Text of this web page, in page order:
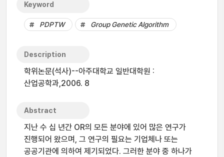
Keyword
PDPTW Group Genetic Algorithm
Description
학위논문(석사)--아주대학교 일반대학원 :
산업공학과,2006. 8
Abstract
지난 수 십 년간 OR의 모든 분야에 있어 많은 연구가
진행되어 왔으며, 그 연구의 필요는 기업체나 또는
공공기관에 의하여 제기되었다. 그러한 분야 중 하나가